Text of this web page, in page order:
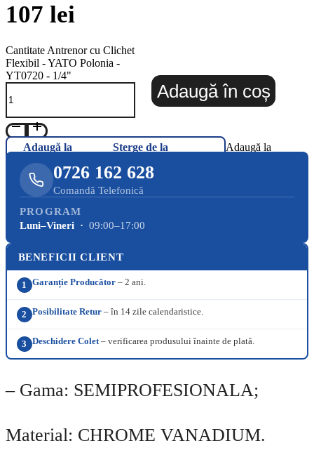
107 lei
Cantitate Antrenor cu Clichet
Flexibil - YATO Polonia -
YT0720 - 1/4"
Adaugă în coș
Adaugă la
Șterge de la
Adaugă la
0726 162 628
Comandă Telefonică
PROGRAM
Luni–Vineri · 09:00–17:00
BENEFICII CLIENT
1 Garanție Producător– 2 ani.
2 Posibilitate Retur– în 14 zile calendaristice.
3 Deschidere Colet– verificarea produsului înainte de plată.
– Gama: SEMIPROFESIONALA;
Material: CHROME VANADIUM.